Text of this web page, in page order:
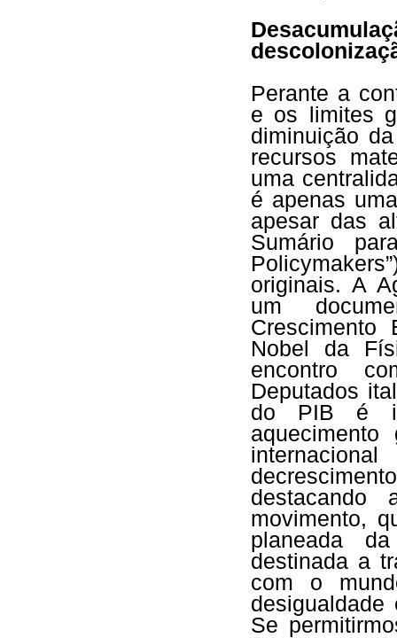
Perante a
e os limites
diminuição
recursos
uma
é apenas
apesar das
Sumário
originais. A
um
Nobel da
encontro
Deputados
do PIB é
movimento,
planeada
destinada a
com o
Se